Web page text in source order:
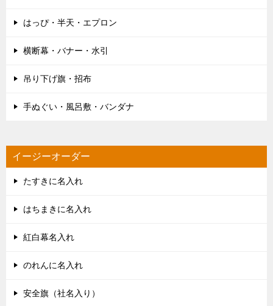
はっぴ・半天・エプロン
横断幕・バナー・水引
吊り下げ旗・招布
手ぬぐい・風呂敷・バンダナ
イージーオーダー
たすきに名入れ
はちまきに名入れ
紅白幕名入れ
のれんに名入れ
安全旗（社名入り）